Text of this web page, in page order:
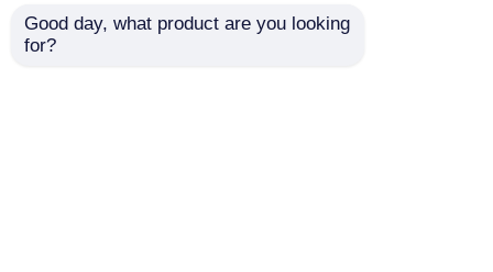
Good day, what product are you looking
for?